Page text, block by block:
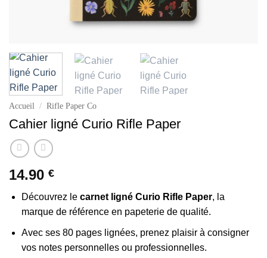
Accueil / Rifle Paper Co
Cahier ligné Curio Rifle Paper
14.90 €
Découvrez le carnet ligné Curio Rifle Paper, la
marque de référence en papeterie de qualité.
Avec ses 80 pages lignées, prenez plaisir à consigner
vos notes personnelles ou professionnelles.